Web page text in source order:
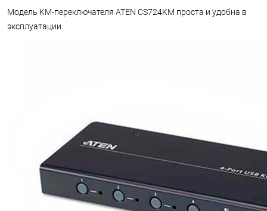
Модель KM-переключателя ATEN CS724KM проста и удобна в
эксплуатации.